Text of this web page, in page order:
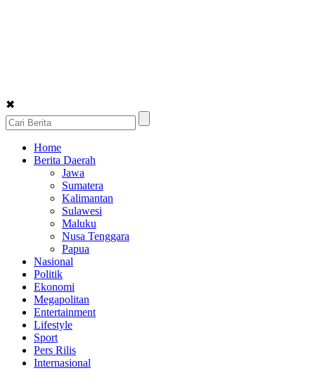
✖
Home
Berita Daerah
Jawa
Sumatera
Kalimantan
Sulawesi
Maluku
Nusa Tenggara
Papua
Nasional
Politik
Ekonomi
Megapolitan
Entertainment
Lifestyle
Sport
Pers Rilis
Internasional